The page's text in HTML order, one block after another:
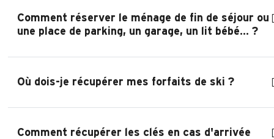
Comment réserver le ménage de fin de séjour ou
une place de parking, un garage, un lit bébé... ?
Où dois-je récupérer mes forfaits de ski ?
Comment récupérer les clés en cas d'arrivée